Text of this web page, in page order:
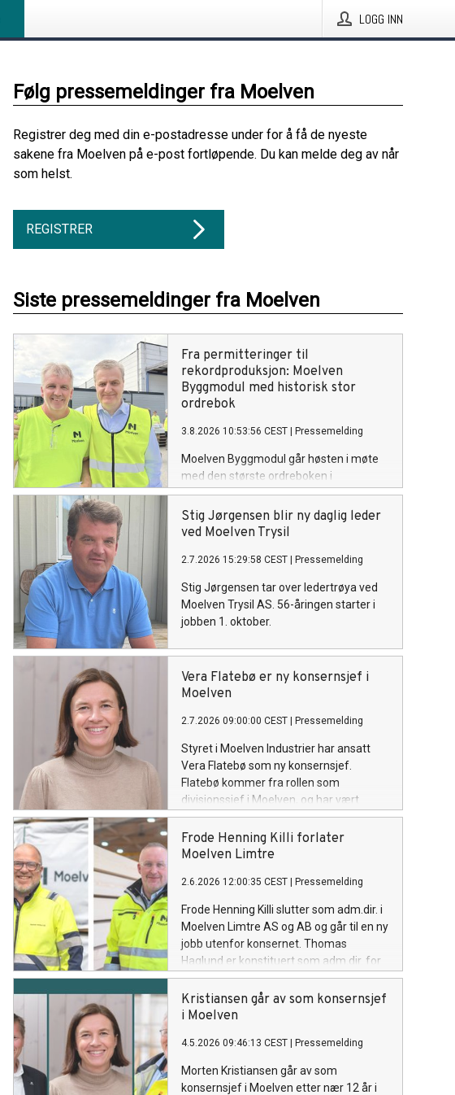
LOGG INN
Følg pressemeldinger fra Moelven
Registrer deg med din e-postadresse under for å få de nyeste
sakene fra Moelven på e-post fortløpende. Du kan melde deg av når
som helst.
REGISTRER
Siste pressemeldinger fra Moelven
Fra permitteringer til
rekordproduksjon: Moelven
Byggmodul med historisk stor
ordrebok
3.8.2026 10:53:56 CEST Pressemelding
Moelven Byggmodul går høsten i møte
med den største ordreboken i
selskapets historie. I september starter
35 nye medarbeidere ved fabrikken på
Moelv, og selskapet skal for første gang
samtidig. Det skjer mindre enn ett år
Stig Jørgensen blir ny daglig leder
ved Moelven Trysil
2.7.2026 15:29:58 CEST Pressemelding
Stig Jørgensen tar over ledertrøya ved
Moelven Trysil AS. 56-åringen starter i
jobben 1. oktober.
Vera Flatebø er ny konsernsjef i
Moelven
2.7.2026 09:00:00 CEST Pressemelding
Styret i Moelven Industrier har ansatt
Vera Flatebø som ny konsernsjef.
Flatebø kommer fra rollen som
divisjonssjef i Moelven, og har vært
konstituert konsernsjef siden mai.
Frode Henning Killi forlater
Moelven Limtre
2.6.2026 12:00:35 CEST Pressemelding
Frode Henning Killi slutter som adm.dir. i
Moelven Limtre AS og AB og går til en ny
jobb utenfor konsernet. Thomas
Haglund er konstituert som adm.dir. for
limtreselskapene i Moelven fram til en
permanent erstatter er på plass.
Kristiansen går av som konsernsjef
i Moelven
4.5.2026 09:46:13 CEST Pressemelding
Morten Kristiansen går av som
konsernsjef i Moelven etter nær 12 år i